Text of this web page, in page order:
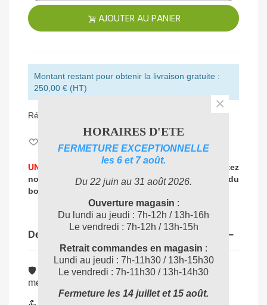
AJOUTER AU PANIER
Montant restant pour obtenir la livraison gratuite :
250,00 € (HT)
Référence:
UNE PROBLEMATIQUE DE NETTOYAGE ?
Contactez
nos expertspour vous accompagner dans
le choix du
bon produit
Description
🛡️ Protection optimale: couvre sols, murs et
meubles contre projections.
HORAIRES D'ETE
FERMETURE EXCEPTIONNELLE
les 6 et 7 août.
Du 22 juin au 31 août 2026.
Ouverture magasin :
Du lundi au jeudi : 7h-12h / 13h-16h
Le vendredi : 7h-12h / 13h-15h
Retrait commandes en magasin :
Lundi au jeudi : 7h-11h30 / 13h-15h30
Le vendredi : 7h-11h30 / 13h-14h30
Fermeture les 14 juillet et 15 août.
×